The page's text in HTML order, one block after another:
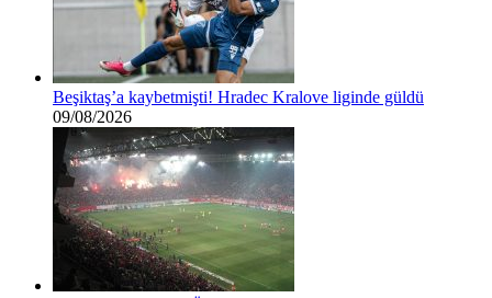
Beşiktaş’a kaybetmişti! Hradec Kralove liginde güldü
09/08/2026